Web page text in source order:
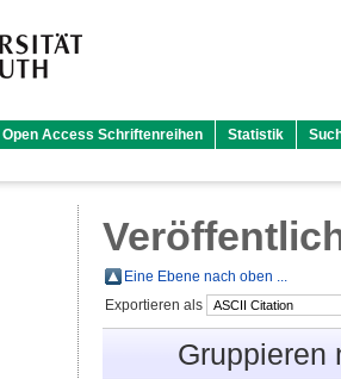
Open Access Schriftenreihen Statistik
Eine Ebene nach oben ...
Exportieren als
Gruppieren